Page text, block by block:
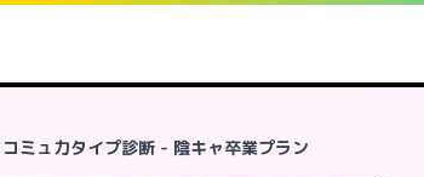
コミュ力タイプ診断 - 陰キャ卒業プラン